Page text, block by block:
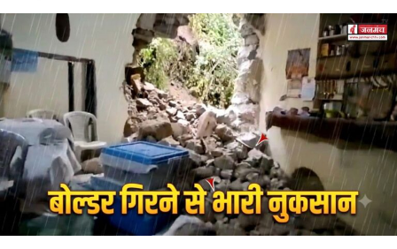
RELATED TOPICS:
CM DHAMI MET DEFENSE MINISTER RAJNATH SINGH AND
CONGRATULATED HIM
REQUESTED TO GIVE DEFENSE ESTATE LAND TO THE STATE
GOVERNMENT FOR PARKING IN NAINITAL.
UP NEXT
पटेलनगर के बड़ोवाला क्षेत्र में एक सूखे नाले में छह माह की बच्ची और
एक लड़की का मिला शव, हत्या की आशंका..जांच में जुटी पुलिस।
DON'T MISS
कांग्रेस लोकसभा चुनाव के बाद जिला, ब्लाॅक, नगर और बूथ स्तर पर
कार्यकर्ताओं से लेगी फीडबैक, समिति के अध्यक्ष करेंगे बैठक